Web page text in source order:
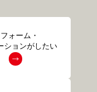
フォーム・
ションがしたい